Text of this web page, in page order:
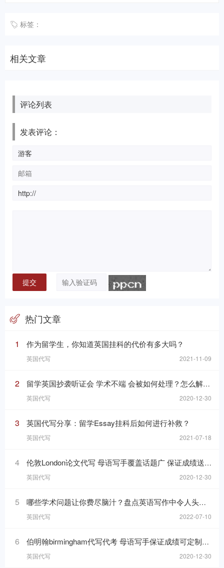
标签：
相关文章
评论列表
发表评论：
热门文章
1 作为留学生，你知道英国挂科的代价有多大吗？
英国代写 2021-11-09
2 留学英国抄袭听证会 学术不端 会被如何处理？怎么解决？
英国代写 2020-12-30
3 英国代写分享：留学Essay挂科后如何进行补救？
英国代写 2021-07-18
4 伦敦London论文代写 母语写手覆盖话题广 保证成绩送剽窃检测
英国代写 2020-12-30
5 哪些学术问题让你费尽脑汁？盘点英语写作中令人头疼的问题
英国代写 2022-07-10
6 伯明翰birmingham代写代考 母语写手保证成绩可定制高分送TurnitinUK检测
英国代写 2020-12-30